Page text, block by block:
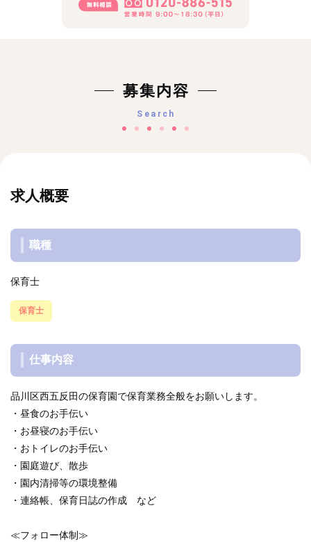
募集内容
Search
求人概要
職種
保育士
保育士
仕事内容
品川区西五反田の保育園で保育業務全般をお願いします。
・昼食のお手伝い
・お昼寝のお手伝い
・おトイレのお手伝い
・園庭遊び、散歩
・園内清掃等の環境整備
・連絡帳、保育日誌の作成 など
≪フォロー体制≫